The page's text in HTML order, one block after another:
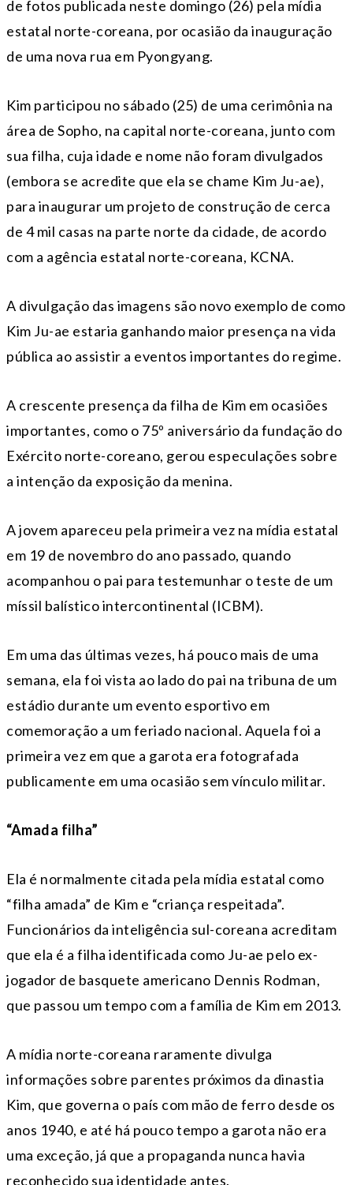
de fotos publicada neste domingo (26) pela mídia
estatal norte-coreana, por ocasião da inauguração
de uma nova rua em Pyongyang.
Kim participou no sábado (25) de uma cerimônia na
área de Sopho, na capital norte-coreana, junto com
sua filha, cuja idade e nome não foram divulgados
(embora se acredite que ela se chame Kim Ju-ae),
para inaugurar um projeto de construção de cerca
de 4 mil casas na parte norte da cidade, de acordo
com a agência estatal norte-coreana, KCNA.
A divulgação das imagens são novo exemplo de como
Kim Ju-ae estaria ganhando maior presença na vida
pública ao assistir a eventos importantes do regime.
A crescente presença da filha de Kim em ocasiões
importantes, como o 75º aniversário da fundação do
Exército norte-coreano, gerou especulações sobre
a intenção da exposição da menina.
A jovem apareceu pela primeira vez na mídia estatal
em 19 de novembro do ano passado, quando
acompanhou o pai para testemunhar o teste de um
míssil balístico intercontinental (ICBM).
Em uma das últimas vezes, há pouco mais de uma
semana, ela foi vista ao lado do pai na tribuna de um
estádio durante um evento esportivo em
comemoração a um feriado nacional. Aquela foi a
primeira vez em que a garota era fotografada
publicamente em uma ocasião sem vínculo militar.
“Amada filha”
Ela é normalmente citada pela mídia estatal como
“filha amada” de Kim e “criança respeitada”.
Funcionários da inteligência sul-coreana acreditam
que ela é a filha identificada como Ju-ae pelo ex-
jogador de basquete americano Dennis Rodman,
que passou um tempo com a família de Kim em 2013.
A mídia norte-coreana raramente divulga
informações sobre parentes próximos da dinastia
Kim, que governa o país com mão de ferro desde os
anos 1940, e até há pouco tempo a garota não era
uma exceção, já que a propaganda nunca havia
reconhecido sua identidade antes.